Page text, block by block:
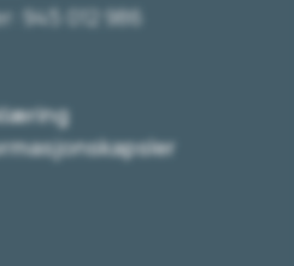
945 012 986